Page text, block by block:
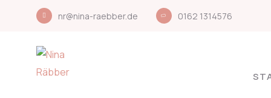
nr@nina-raebber.de 0162 1314576